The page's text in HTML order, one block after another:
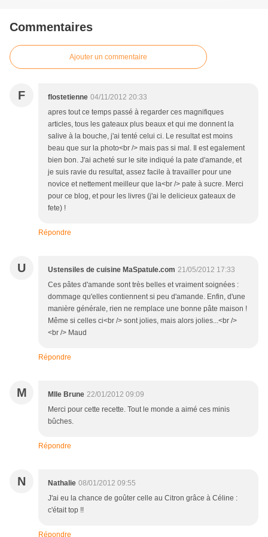
Commentaires
Ajouter un commentaire
F flostetienne 04/11/2012 20:33
apres tout ce temps passé à regarder ces magnifiques
articles, tous les gateaux plus beaux et qui me donnent la
salive à la bouche, j'ai tenté celui ci. Le resultat est moins
beau que sur la photo<br /> mais pas si mal. Il est egalement
bien bon. J'ai acheté sur le site indiqué la pate d'amande, et
je suis ravie du resultat, assez facile à travailler pour une
novice et nettement meilleur que la<br /> pate à sucre. Merci
pour ce blog, et pour les livres (j'ai le delicieux gateaux de
fete) !
Répondre
U Ustensiles de cuisine MaSpatule.com 21/05/2012 17:33
Ces pâtes d'amande sont très belles et vraiment soignées :
dommage qu'elles contiennent si peu d'amande. Enfin, d'une
manière générale, rien ne remplace une bonne pâte maison !
Même si celles ci<br /> sont jolies, mais alors jolies...<br />
<br /> Maud
Répondre
M Mlle Brune 22/01/2012 09:09
Merci pour cette recette. Tout le monde a aimé ces minis
bûches.
Répondre
N Nathalie 08/01/2012 09:55
J'ai eu la chance de goûter celle au Citron grâce à Céline :
c'était top !!
Répondre